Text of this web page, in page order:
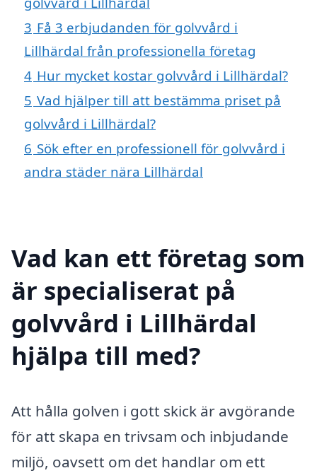
3 Få 3 erbjudanden för golvvård i
Lillhärdal från professionella företag
4 Hur mycket kostar golvvård i Lillhärdal?
5 Vad hjälper till att bestämma priset på
golvvård i Lillhärdal?
6 Sök efter en professionell för golvvård i
andra städer nära Lillhärdal
Vad kan ett företag som
är specialiserat på
golvvård i Lillhärdal
hjälpa till med?
Att hålla golven i gott skick är avgörande
för att skapa en trivsam och inbjudande
miljö, oavsett om det handlar om ett